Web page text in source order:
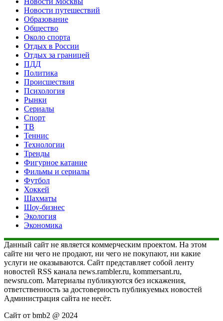
Новости путешествий
Образование
Общество
Около спорта
Отдых в России
Отдых за границей
ПДД
Политика
Происшествия
Психология
Рынки
Сериалы
Спорт
ТВ
Теннис
Технологии
Тренды
Фигурное катание
Фильмы и сериалы
Футбол
Хоккей
Шахматы
Шоу-бизнес
Экология
Экономика
Данный сайт не является коммерческим проектом. На этом
сайте ни чего не продают, ни чего не покупают, ни какие
услуги не оказываются. Сайт представляет собой ленту
новостей RSS канала news.rambler.ru, kommersant.ru,
newsru.com. Материалы публикуются без искажения,
ответственность за достоверность публикуемых новостей
Администрация сайта не несёт.
Сайт от bmb2 @ 2024